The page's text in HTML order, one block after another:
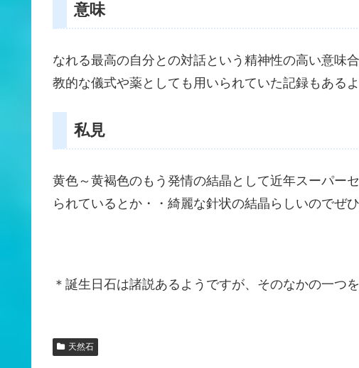
意味
なれる最高の自分との対話という精神性の高い意味
教的な儀式や薬としても用いられていた記録もあるよ
私見
黄色～黄褐色のもう発情の結晶として近年スーパー
られているとか・・綺麗な針状の結晶らしいのでぜ
＊誕生日石は諸説あるようですが、そのなかの一つ
天然石